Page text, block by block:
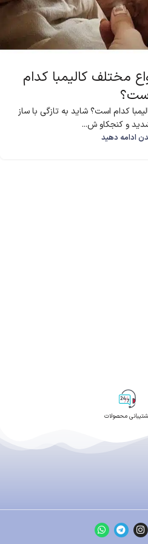
مختلف کالیمبا کدام
کدام است؟ شاید به تازگی با ساز
شدید و کنجکاو ش...
ادامه دهید
محصولات